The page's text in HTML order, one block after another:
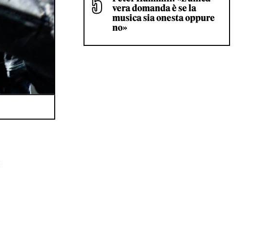
vera domanda è se la
musica sia onesta oppure
no»